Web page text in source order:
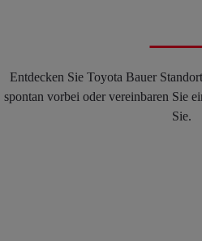
Entdecken Sie Toyota Bauer
spontan vorbei oder vereinbaren Sie
Sie.